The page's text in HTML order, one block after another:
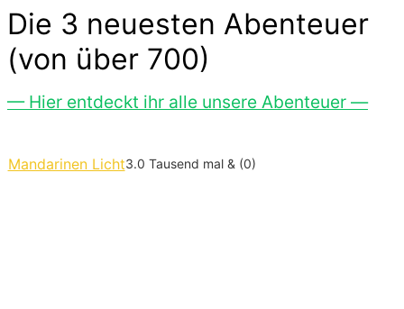
Die 3 neuesten Abenteuer
(von über 700)
— Hier entdeckt ihr alle unsere Abenteuer —
Mandarinen Licht3.0 Tausend mal & (0)